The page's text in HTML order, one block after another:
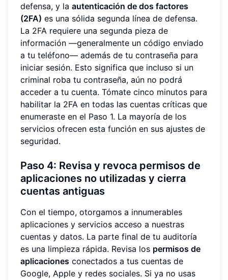
defensa, y la autenticación de dos factores
(2FA) es una sólida segunda línea de defensa.
La 2FA requiere una segunda pieza de
información —generalmente un código enviado
a tu teléfono— además de tu contraseña para
iniciar sesión. Esto significa que incluso si un
criminal roba tu contraseña, aún no podrá
acceder a tu cuenta. Tómate cinco minutos para
habilitar la 2FA en todas las cuentas críticas que
enumeraste en el Paso 1. La mayoría de los
servicios ofrecen esta función en sus ajustes de
seguridad.
Paso 4: Revisa y revoca permisos de
aplicaciones no utilizadas y cierra
cuentas antiguas
Con el tiempo, otorgamos a innumerables
aplicaciones y servicios acceso a nuestras
cuentas y datos. La parte final de tu auditoría
es una limpieza rápida. Revisa los permisos de
aplicaciones conectados a tus cuentas de
Google, Apple y redes sociales. Si ya no usas